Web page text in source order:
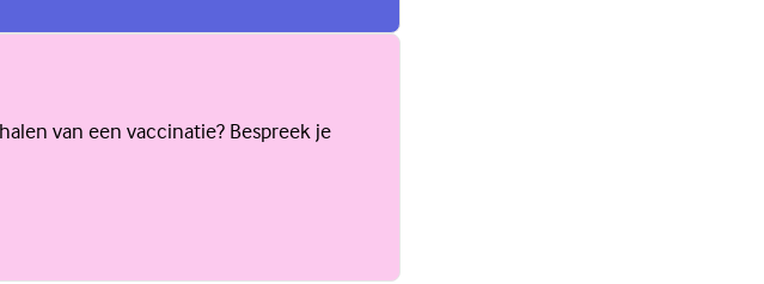
van een vaccinatie? Bespreek je